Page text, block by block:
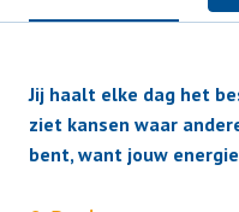
Jij haalt elke dag het
ziet kansen waar
bent, want jouw